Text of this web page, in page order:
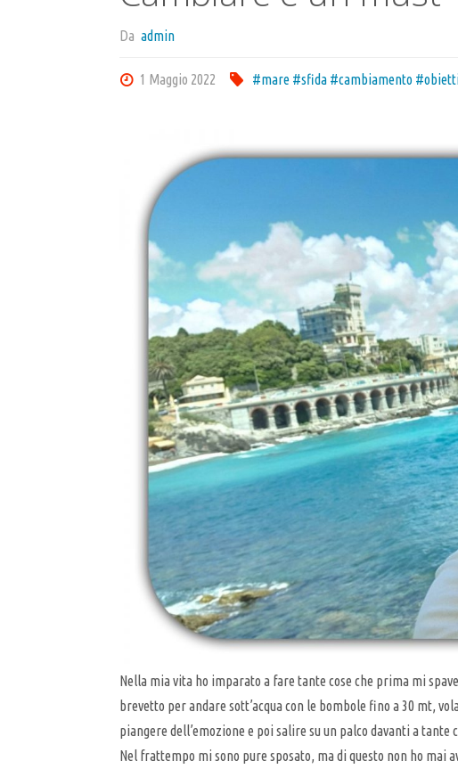
Da admin
1 Maggio 2022 #mare #sfida #cambiamento
Nella mia vita ho imparato a fare tante cose che prima mi
brevetto per andare sott’acqua con le bombole fino a 30 mt,
piangere dell’emozione e poi salire su un palco davanti a
Nel frattempo mi sono pure sposato, ma di questo non ho mai